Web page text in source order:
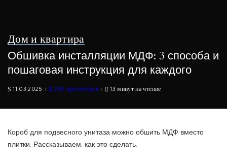
Дом и квартира
Обшивка инсталляции МДФ: 3 способа и
пошаговая инструкция для каждого
11.03.2025 286 просмотров 13 минут на чтение
Короб для подвесного унитаза можно обшить МДФ вместо
плитки. Рассказываем, как это сделать.